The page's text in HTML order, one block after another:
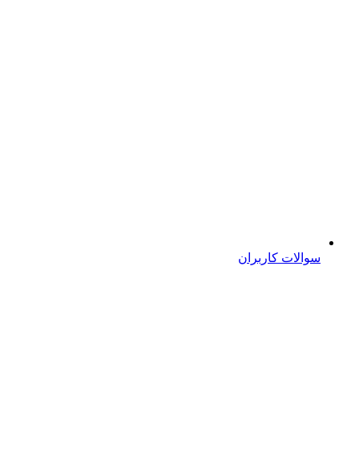
سوالات کاربران